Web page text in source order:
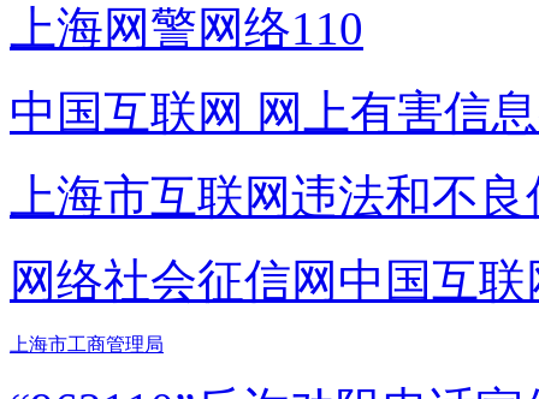
上海网警网络110
中国互联网 网上有害信
上海市互联网违法和不
网络社会征信网 中国互
上海市工商管理局